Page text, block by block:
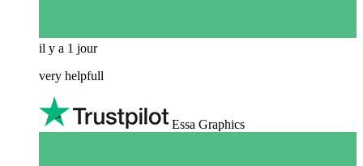
il y a 1 jour
very helpfull
Essa Graphics